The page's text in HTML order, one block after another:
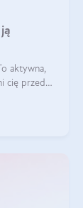
aktywna,
cię przed